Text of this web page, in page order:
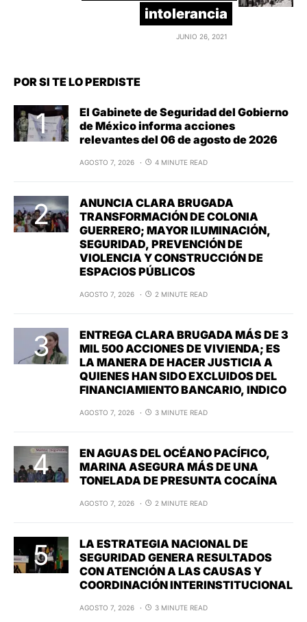
intolerancia
JUNIO 26, 2021
POR SI TE LO PERDISTE
El Gabinete de Seguridad del Gobierno
de México informa acciones
relevantes del 06 de agosto de 2026
AGOSTO 7, 2026 4 MINUTE READ
ANUNCIA CLARA BRUGADA
TRANSFORMACIÓN DE COLONIA
GUERRERO; MAYOR ILUMINACIÓN,
SEGURIDAD, PREVENCIÓN DE
VIOLENCIA Y CONSTRUCCIÓN DE
ESPACIOS PÚBLICOS
AGOSTO 7, 2026 2 MINUTE READ
ENTREGA CLARA BRUGADA MÁS DE 3
MIL 500 ACCIONES DE VIVIENDA; ES
LA MANERA DE HACER JUSTICIA A
QUIENES HAN SIDO EXCLUIDOS DEL
FINANCIAMIENTO BANCARIO, INDICO
AGOSTO 7, 2026 3 MINUTE READ
EN AGUAS DEL OCÉANO PACÍFICO,
MARINA ASEGURA MÁS DE UNA
TONELADA DE PRESUNTA COCAÍNA
AGOSTO 7, 2026 2 MINUTE READ
LA ESTRATEGIA NACIONAL DE
SEGURIDAD GENERA RESULTADOS
CON ATENCIÓN A LAS CAUSAS Y
COORDINACIÓN INTERINSTITUCIONAL
AGOSTO 7, 2026 3 MINUTE READ